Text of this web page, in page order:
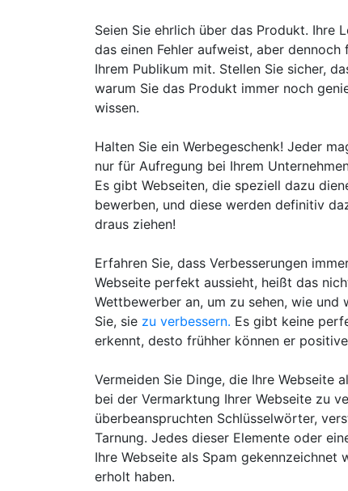
Seien Sie ehrlich über das Produkt. Ihre
das einen Fehler aufweist, aber
Ihrem Publikum mit. Stellen Sie sicher,
warum Sie das Produkt immer noch
wissen.
Halten Sie ein Werbegeschenk! Jeder
nur für Aufregung bei Ihrem
Es gibt Webseiten, die speziell dazu
bewerben, und diese werden definitiv
draus ziehen!
Erfahren Sie, dass Verbesserungen
Webseite perfekt aussieht, heißt das
Wettbewerber an, um zu sehen, wie
Sie, sie zu verbessern. Es gibt keine
erkennt, desto frühher können er
Vermeiden Sie Dinge, die Ihre Webseite
bei der Vermarktung Ihrer Webseite zu
überbeanspruchten Schlüsselwörter,
Tarnung. Jedes dieser Elemente oder
Ihre Webseite als Spam
erholt haben.